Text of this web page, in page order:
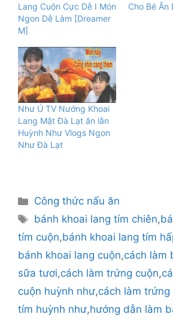
Lang Cuộn Cực Dễ I Món
Ngon Dễ Làm [Dreamer
M]
Cho Bé Ăn
Như Ú TV Nướng Khoai
Lang Mật Đà Lạt ăn lẫn
Huỳnh Như Vlogs Ngon
Như Đà Lạt
Danh
mục
Công thức nấu ăn
Thẻ
bánh khoai lang tím chiên,
tím cuộn,bánh khoai lang tím
bánh khoai lang cuộn,cách làm
sữa tươi,cách làm trứng cuộn,
cuộn huỳnh như,cách làm trứng
tím huỳnh như,hướng dẫn làm